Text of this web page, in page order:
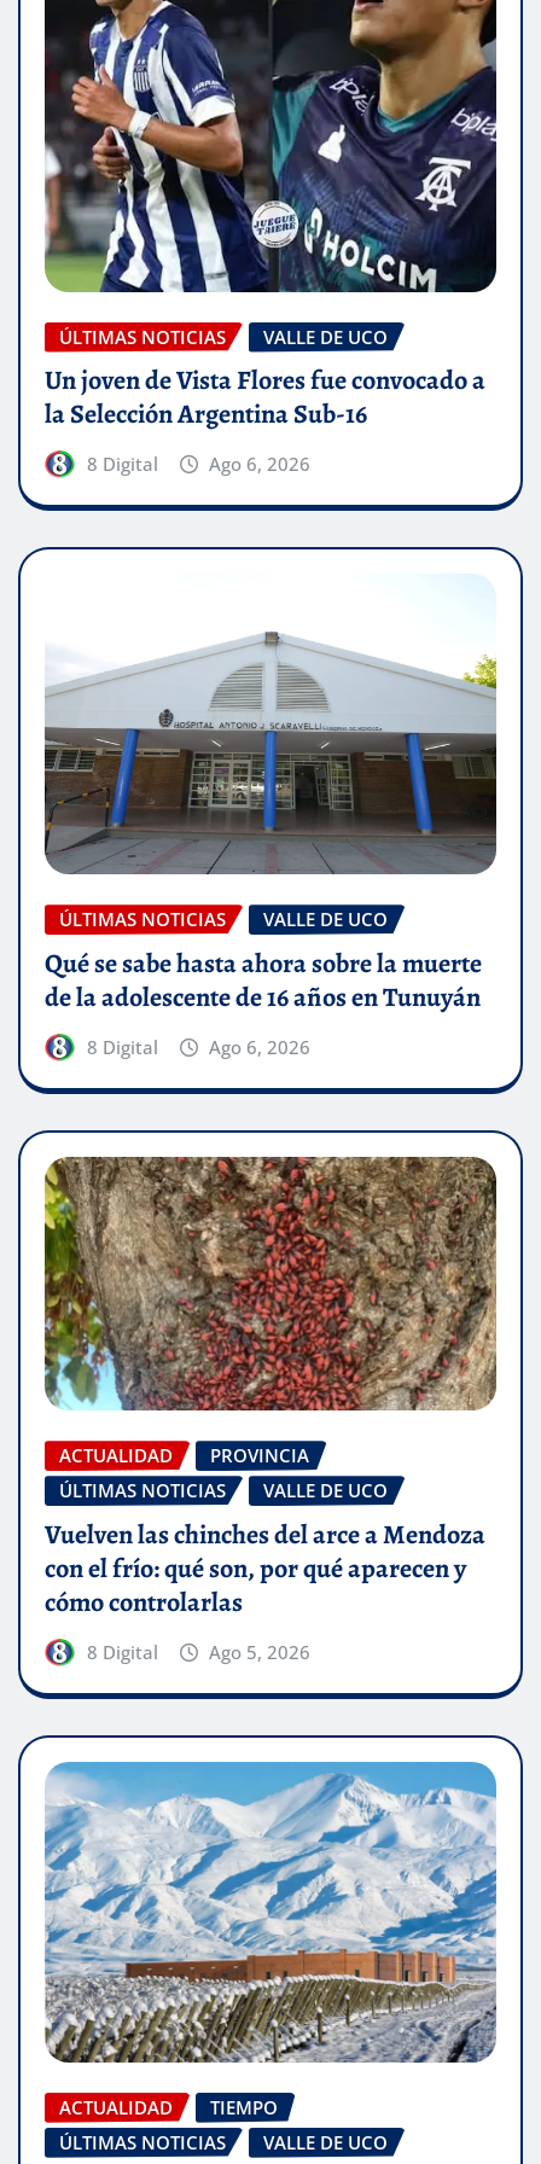
ÚLTIMAS NOTICIAS VALLE DE UCO
Un joven de Vista Flores fue convocado a
la Selección Argentina Sub-16
8 Digital Ago 6, 2026
ÚLTIMAS NOTICIAS VALLE DE UCO
Qué se sabe hasta ahora sobre la muerte
de la adolescente de 16 años en Tunuyán
8 Digital Ago 6, 2026
ACTUALIDAD
PROVINCIA
ÚLTIMAS NOTICIAS
VALLE DE UCO
Vuelven las chinches del arce a Mendoza
con el frío: qué son, por qué aparecen y
cómo controlarlas
8 Digital Ago 5, 2026
ACTUALIDAD
TIEMPO
ÚLTIMAS NOTICIAS
VALLE DE UCO